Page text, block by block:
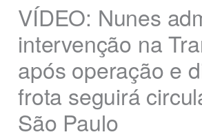
VÍDEO: Nunes
intervenção na
após operação e
frota seguirá
São Paulo